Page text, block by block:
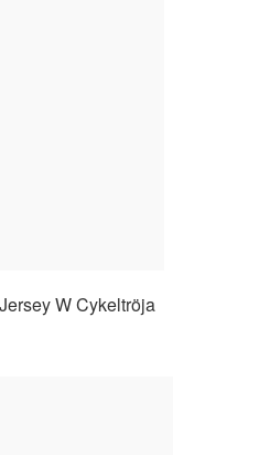
W Cykeltröja